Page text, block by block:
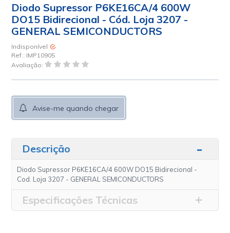
Diodo Supressor P6KE16CA/4 600W
DO15 Bidirecional - Cód. Loja 3207 -
GENERAL SEMICONDUCTORS
Indisponível
Ref.: IMP10905
Avaliação:
Avise-me quando chegar
Descrição
Diodo Supressor P6KE16CA/4 600W DO15 Bidirecional -
Cod. Loja 3207 - GENERAL SEMICONDUCTORS
Especificações Técnicas